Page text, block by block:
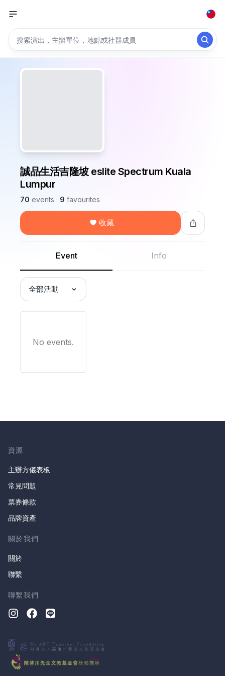
誠品生活吉隆坡 eslite Spectrum Kuala
Lumpur
70 events · 9 favourites
收藏
Event Info
全部活動
No events.
資源
主辦方儀表板
常見問題
票券條款
品牌資產
關於我們
關於
聯繫
聯繫我們